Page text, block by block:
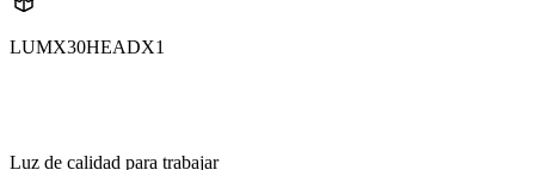
LUMX30HEADX1
Luz de calidad para trabajar